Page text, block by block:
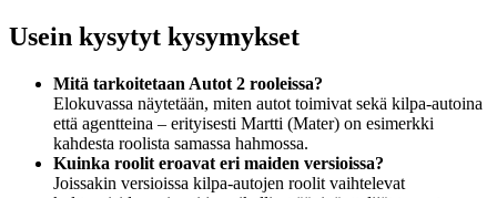
Usein kysytyt kysymykset
Mitä tarkoitetaan Autot 2 rooleissa?
Elokuvassa näytetään, miten autot toimivat sekä kilpa-autoina
että agentteina – erityisesti Martti (Mater) on esimerkki
kahdesta roolista samassa hahmossa.
Kuinka roolit eroavat eri maiden versioissa?
Joissakin versioissa kilpa-autojen roolit vaihtelevat